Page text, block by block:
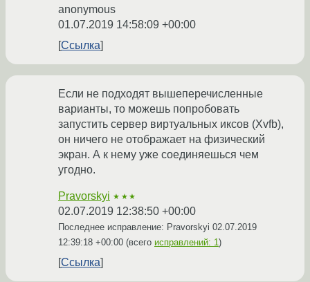
anonymous
01.07.2019 14:58:09 +00:00
Ссылка
Если не подходят вышеперечисленные
варианты, то можешь попробовать
запустить сервер виртуальных иксов (Xvfb),
он ничего не отображает на физический
экран. А к нему уже соединяешься чем
угодно.
Pravorskyi ★★★
02.07.2019 12:38:50 +00:00
Последнее исправление: Pravorskyi 02.07.2019
12:39:18 +00:00 (всего исправлений: 1)
Ссылка